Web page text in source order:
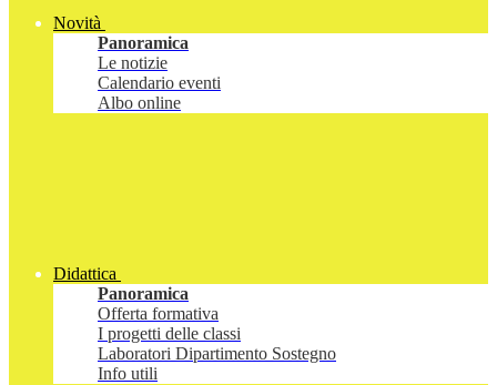
Novità
Panoramica
Le notizie
Calendario eventi
Albo online
Didattica
Panoramica
Offerta formativa
I progetti delle classi
Laboratori Dipartimento Sostegno
Info utili